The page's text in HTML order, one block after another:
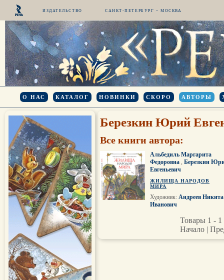
ИЗДАТЕЛЬСТВО САНКТ-ПЕТЕРБУРГ – МОСКВА
О НАС КАТАЛОГ НОВИНКИ СКОРО АВТОРЫ
Березкин Юрий
Все книги автора:
Альбедиль Маргарита
Федоровна , Березкин
Евгеньевич
ЖИЛИЩА НАРОДОВ
МИРА
Художник: Андреев Никита
Иванович
Товары 1 - 1
Начало |